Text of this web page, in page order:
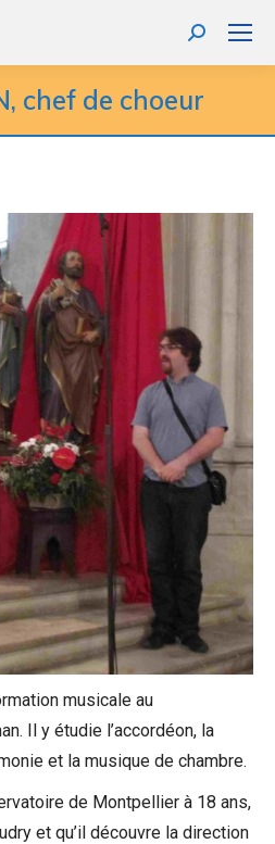
chef de choeur
musicale au
Il y étudie l’accordéon, la
et la musique de chambre.
de Montpellier à 18 ans,
et qu’il découvre la direction